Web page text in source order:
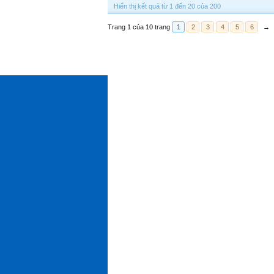
Hiển thị kết quả từ 1 đến 20 của 200
Trang 1 của 10 trang 1 2 3 4 5 6 →